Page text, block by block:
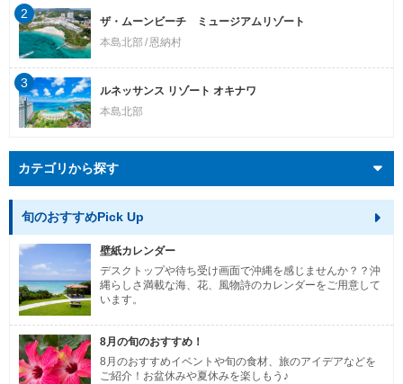
ザ・ムーンビーチ ミュージアムリゾート
本島北部 恩納村
2
ルネッサンス リゾート オキナワ
本島北部
3
カテゴリから探す
旬のおすすめPick Up
壁紙カレンダー
デスクトップや待ち受け画面で沖縄を感じませんか？？沖
縄らしさ満載な海、花、風物詩のカレンダーをご用意して
います。
8月の旬のおすすめ！
8月のおすすめイベントや旬の食材、旅のアイデアなどを
ご紹介！お盆休みや夏休みを楽しもう♪